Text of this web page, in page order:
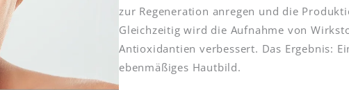
zur Regeneration anregen und die
Gleichzeitig wird die Aufnahme von
Antioxidantien verbessert. Das Ergebnis:
ebenmäßiges Hautbild.